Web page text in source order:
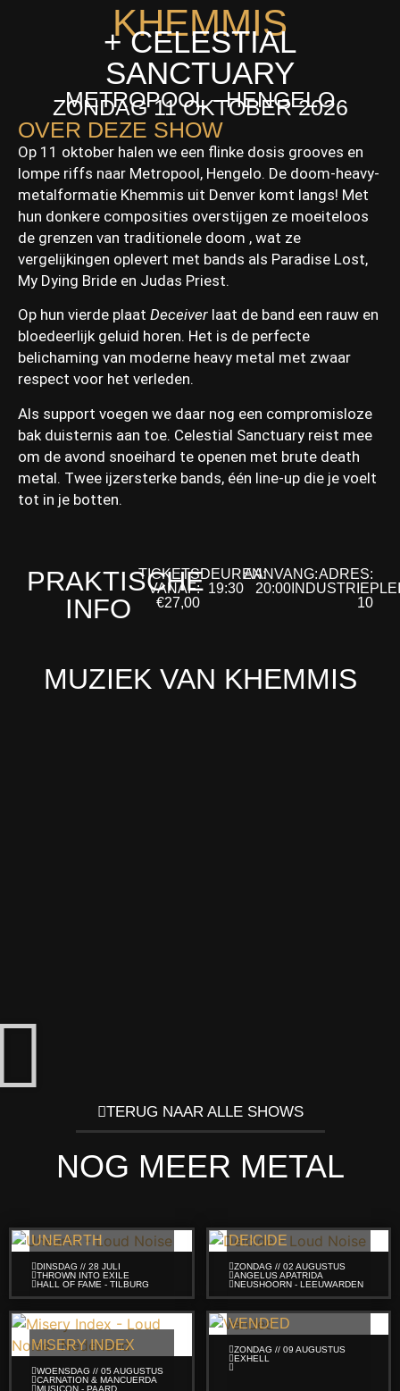
KHEMMIS
+ CELESTIAL
SANCTUARY
METROPOOL - HENGELO
ZONDAG 11 OKTOBER 2026
OVER DEZE SHOW
Op 11 oktober halen we een flinke dosis grooves en
lompe riffs naar Metropool, Hengelo. De doom-heavy-
metalformatie Khemmis uit Denver komt langs! Met
hun donkere composities overstijgen ze moeiteloos
de grenzen van traditionele doom , wat ze
vergelijkingen oplevert met bands als Paradise Lost,
My Dying Bride en Judas Priest.
Op hun vierde plaat Deceiver laat de band een rauw en
bloedeerlijk geluid horen. Het is de perfecte
belichaming van moderne heavy metal met zwaar
respect voor het verleden.
Als support voegen we daar nog een compromisloze
bak duisternis aan toe. Celestial Sanctuary reist mee
om de avond snoeihard te openen met brute death
metal. Twee ijzersterke bands, één line-up die je voelt
tot in je botten.
PRAKTISCHE
INFO
TICKETS
VANAF:
€27,00
DEUREN:
19:30
AANVANG:
20:00
ADRES:
10
MUZIEK VAN KHEMMIS
TERUG NAAR ALLE SHOWS
NOG MEER METAL
UNEARTH
DINSDAG // 28 JULI
THROWN INTO EXILE
HALL OF FAME - TILBURG
DEICIDE
ZONDAG // 02 AUGUSTUS
ANGELUS APATRIDA
NEUSHOORN - LEEUWARDEN
MISERY INDEX
WOENSDAG // 05 AUGUSTUS
CARNATION & MANCUERDA
MUSICON - PAARD
VENDED
ZONDAG // 09 AUGUSTUS
EXHELL